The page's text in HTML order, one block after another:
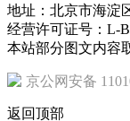
地址：北京市海淀
经营许可证号：L-
本站部分图文内容
京公网安备
返回顶部